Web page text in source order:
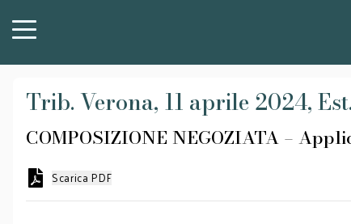
Trib. Verona, 11 aprile 2024,
COMPOSIZIONE NEGOZIATA –
Scarica PDF